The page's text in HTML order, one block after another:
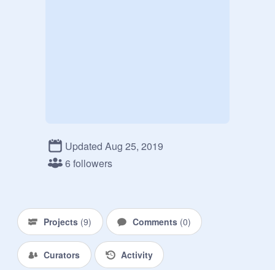
Updated Aug 25, 2019
6 followers
Projects (9) Comments (0)
Curators Activity